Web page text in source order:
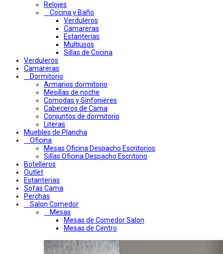
Relojes
Cocina y Baño
Verduleros
Camareras
Estanterias
Multiusos
Sillas de Cocina
Verduleros
Camareras
Dormitorio
Armarios dormitorio
Mesillas de noche
Comodas y Sinfonieres
Cabeceros de Cama
Conjuntos de dormitorio
Literas
Muebles de Plancha
Oficina
Mesas Oficina Despacho Escritorios
Sillas Oficina Despacho Escritorio
Botelleros
Outlet
Estanterias
Sofas Cama
Perchas
Salon Comedor
Mesas
Mesas de Comedor Salon
Mesas de Centro